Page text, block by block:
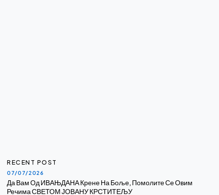
RECENT POST
07/07/2026
Да Вам Од ИВАЊДАНА Крене На Боље, Помолите Се Овим
Речима СВЕТОМ ЈОВАНУ КРСТИТЕЉУ